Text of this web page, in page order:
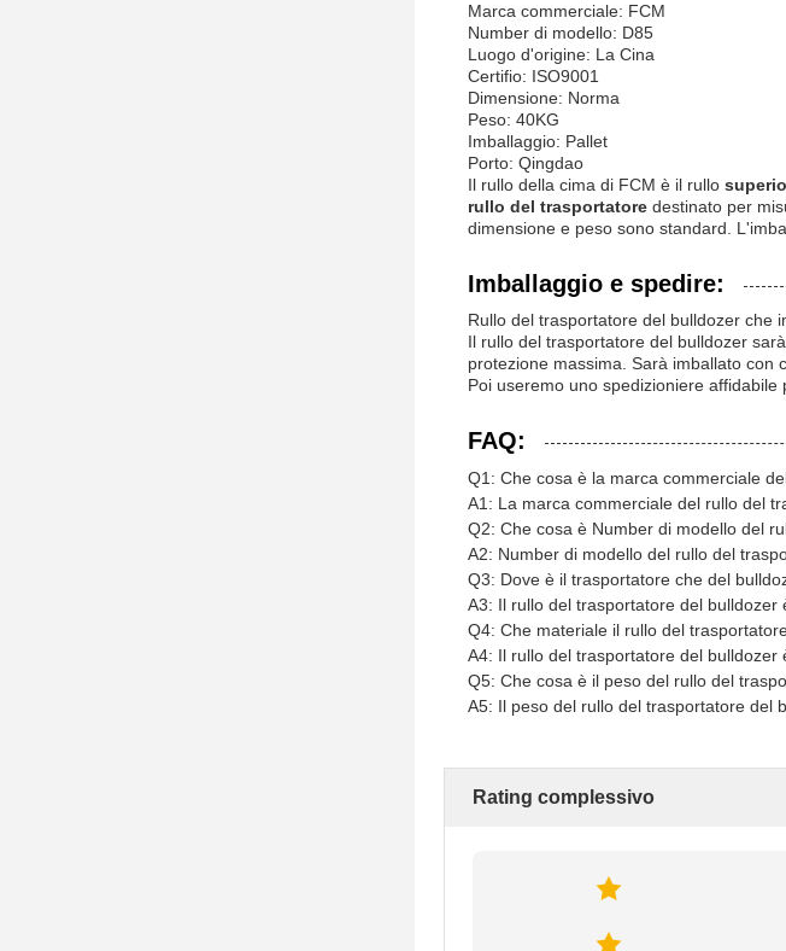
Marca commerciale: FCM
Number di modello: D85
Luogo d'origine: La Cina
Certifio: ISO9001
Dimensione: Norma
Peso: 40KG
Imballaggio: Pallet
Porto: Qingdao
Il rullo della cima di FCM è il rullo
rullo del trasportatore destinato per
dimensione e peso sono standard.
Imballaggio e spedire:
Rullo del trasportatore del bulldozer che
Il rullo del trasportatore del bulldozer
protezione massima. Sarà imballato con
Poi useremo uno spedizioniere
FAQ:
Q1: Che cosa è la marca commerciale
A1: La marca commerciale del rullo del
Q2: Che cosa è Number di modello del
A2: Number di modello del rullo del
Q3: Dove è il trasportatore che del
A3: Il rullo del trasportatore del bulldozer
Q4: Che materiale il rullo del
A4: Il rullo del trasportatore del bulldozer
Q5: Che cosa è il peso del rullo del
A5: Il peso del rullo del trasportatore del
Rating complessivo